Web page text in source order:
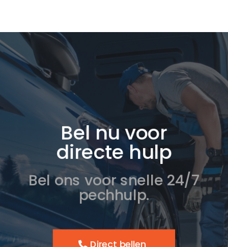
Bel nu voor
directe hulp
Bel ons voor snelle 24/7
pechhulp.
Direct bellen